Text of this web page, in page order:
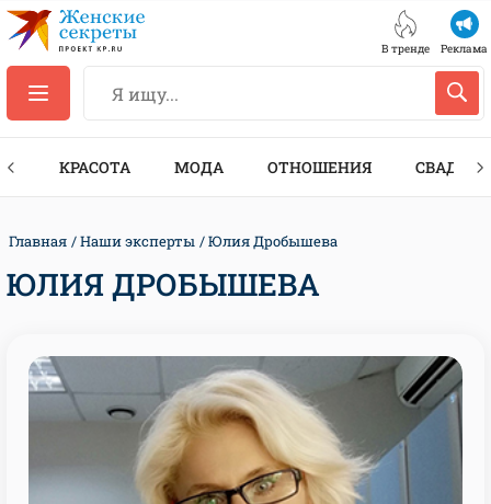
В тренде Реклама
КРАСОТА МОДА ОТНОШЕНИЯ СВАДЬБА
Главная Наши эксперты Юлия Дробышева
ЮЛИЯ ДРОБЫШЕВА